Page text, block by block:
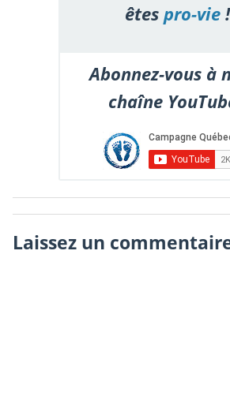
êtespro-vie!
Abonnez-vous à
chaîne
Laissez un